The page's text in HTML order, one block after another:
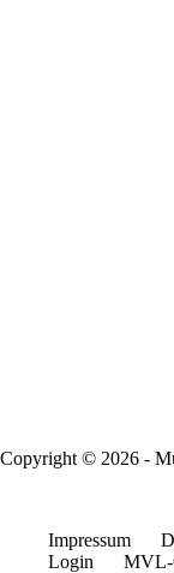
Copyright © 2026 -
Impressum
Login
MVL-